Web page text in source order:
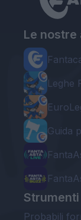
Le nostre
Leghe
Guida
Strumenti
Probabili